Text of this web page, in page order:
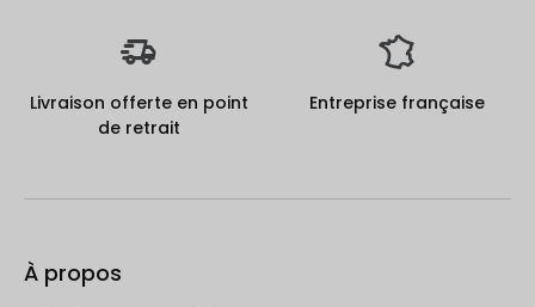
Livraison offerte en point
de retrait
Entreprise française
À propos